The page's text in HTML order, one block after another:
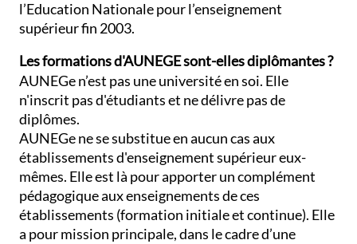
l’Education Nationale pour l’enseignement
supérieur fin 2003.
Les formations d'AUNEGE sont-elles diplômantes ?
AUNEGe n’est pas une université en soi. Elle
n'inscrit pas d'étudiants et ne délivre pas de
diplômes.
AUNEGe ne se substitue en aucun cas aux
établissements d'enseignement supérieur eux-
mêmes. Elle est là pour apporter un complément
pédagogique aux enseignements de ces
établissements (formation initiale et continue). Elle
a pour mission principale, dans le cadre d’une